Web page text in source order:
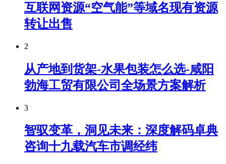
互联网资源“空气能”等域名现有资源
转让出售
2
从产地到货架-水果包装怎么选-咸阳
勃海工贸有限公司全场景方案解析
3
智驭变革，洞见未来：深度解码卓典
咨询十九载汽车市调经纬